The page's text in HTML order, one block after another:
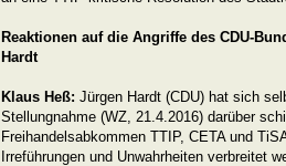
Reaktionen auf die Angriffe des CDU-
Hardt
Klaus Heß: Jürgen Hardt (CDU) hat sich
Stellungnahme (WZ, 21.4.2016) darüber
Freihandelsabkommen TTIP, CETA und
Irreführungen und Unwahrheiten verbreitet